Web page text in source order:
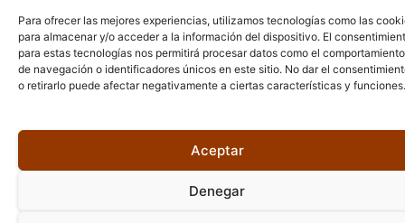
Para ofrecer las mejores experiencias, utilizamos tecnologías como las
para almacenar y/o acceder a la información del dispositivo. El
para estas tecnologías nos permitirá procesar datos como el comportamiento
de navegación o identificadores únicos en este sitio. No dar el
o retirarlo puede afectar negativamente a ciertas características y funciones.
Aceptar
Denegar